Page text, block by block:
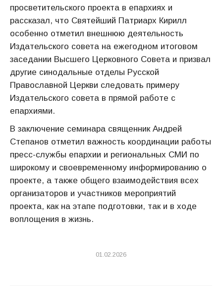
просветительского проекта в епархиях и
рассказал, что Святейший Патриарх Кирилл
особенно отметил внешнюю деятельность
Издательского совета на ежегодном итоговом
заседании Высшего Церковного Совета и призвал
другие синодальные отделы Русской
Православной Церкви следовать примеру
Издательского совета в прямой работе с
епархиями.
В заключение семинара священник Андрей
Степанов отметил важность координации работы
пресс-службы епархии и региональных СМИ по
широкому и своевременному информированию о
проекте, а также общего взаимодействия всех
организаторов и участников мероприятий
проекта, как на этапе подготовки, так и в ходе
воплощения в жизнь.
01.02.2026